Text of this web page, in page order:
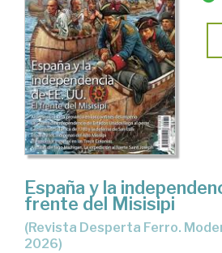
España y la
frente del Misisipi
(Revista Desperta Ferro. Moderna, Nº 82, año
2026)